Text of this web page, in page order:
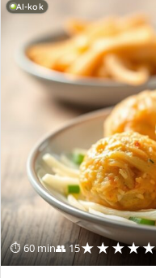
AI-kok
⏱ 60 min👥 15★★★★★